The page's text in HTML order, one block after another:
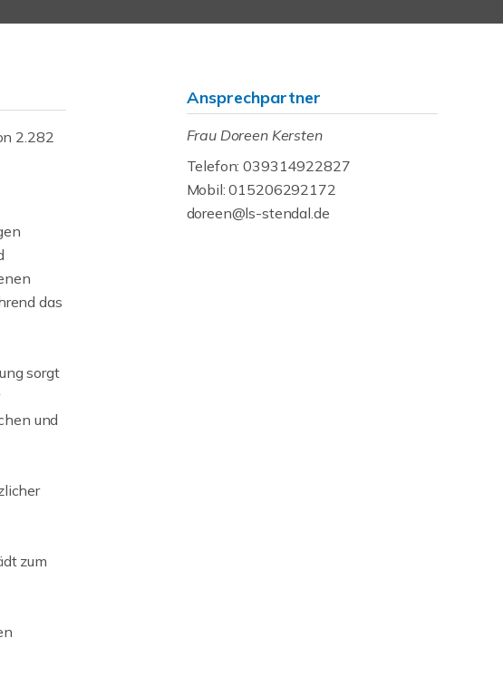
2.282
das
sorgt
und
zum
Ansprechpartner
Frau Doreen Kersten
Telefon: 039314922827
Mobil: 015206292172
doreen@ls-stendal.de